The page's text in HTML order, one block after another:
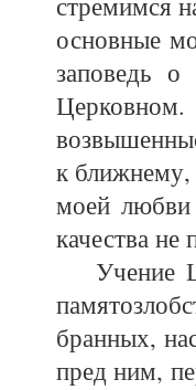
основные
заповедь
к ближнему,
моей
качества не
Учение
бранных,
пред ним,